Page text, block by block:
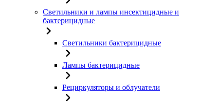
Светильники и лампы инсектицидные и
бактерицидные
Светильники бактерицидные
Лампы бактерицидные
Рециркуляторы и облучатели